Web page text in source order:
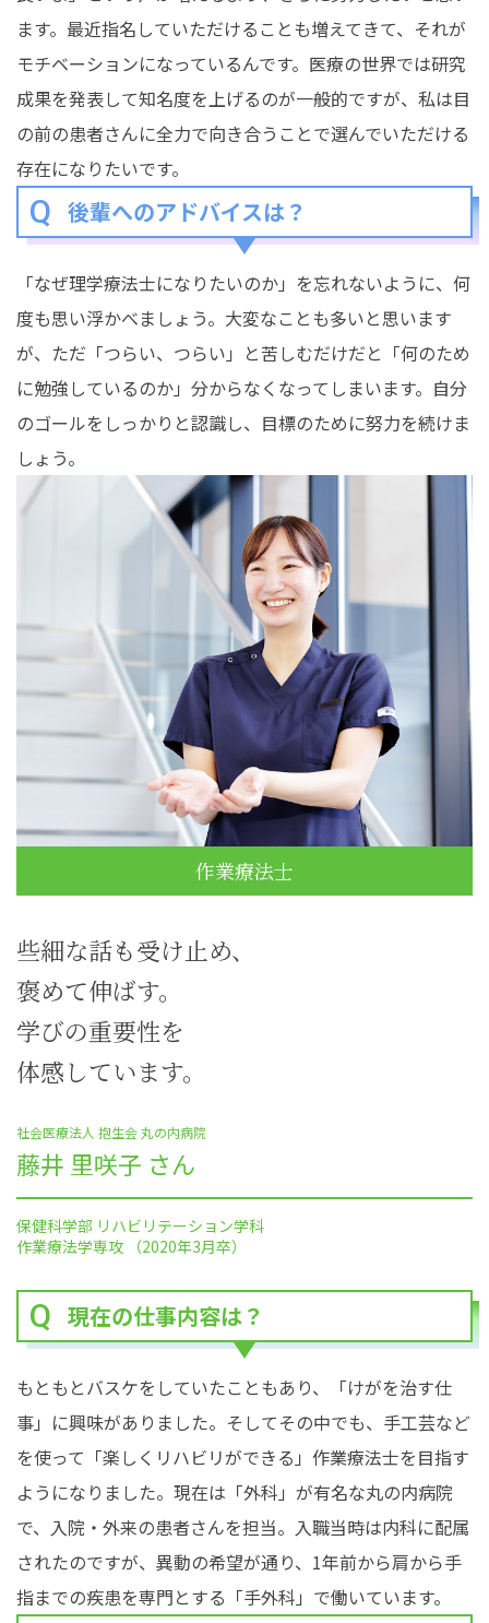
ます。最近指名していただけることも増えてきて、それが
モチベーションになっているんです。医療の世界では研究
成果を発表して知名度を上げるのが一般的ですが、私は目
の前の患者さんに全力で向き合うことで選んでいただける
存在になりたいです。
後輩へのアドバイスは？
「なぜ理学療法士になりたいのか」を忘れないように、何
度も思い浮かべましょう。大変なことも多いと思います
が、ただ「つらい、つらい」と苦しむだけだと「何のため
に勉強しているのか」分からなくなってしまいます。自分
のゴールをしっかりと認識し、目標のために努力を続けま
しょう。
作業療法士
些細な話も受け止め、
褒めて伸ばす。
学びの重要性を
体感しています。
社会医療法人 抱生会 丸の内病院
藤井 里咲子 さん
保健科学部 リハビリテーション学科
作業療法学専攻 （2020年3月卒）
現在の仕事内容は？
もともとバスケをしていたこともあり、「けがを治す仕
事」に興味がありました。そしてその中でも、手工芸など
を使って「楽しくリハビリができる」作業療法士を目指す
ようになりました。現在は「外科」が有名な丸の内病院
で、入院・外来の患者さんを担当。入職当時は内科に配属
されたのですが、異動の希望が通り、1年前から肩から手
指までの疾患を専門とする「手外科」で働いています。